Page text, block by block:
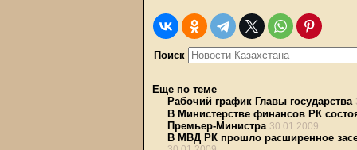
Поиск
Еще по теме
Рабочий график Главы государства
В Министерстве финансов РК
Премьер-Министра 30.01.2009
В МВД РК прошло расширенное